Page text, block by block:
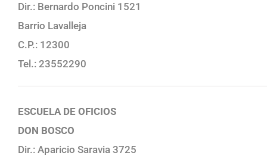
Dir.: Bernardo Poncini 1521
Barrio Lavalleja
C.P.: 12300
Tel.: 23552290
ESCUELA DE OFICIOS
DON BOSCO
Dir.: Aparicio Saravia 3725